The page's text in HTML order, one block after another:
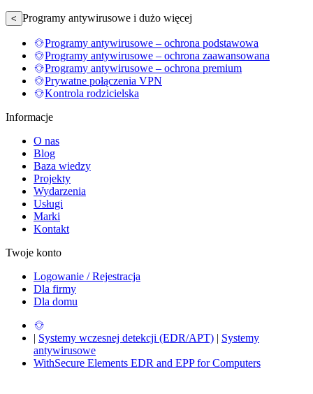
< Programy antywirusowe i dużo więcej
Programy antywirusowe – ochrona podstawowa
Programy antywirusowe – ochrona zaawansowana
Programy antywirusowe – ochrona premium
Prywatne połączenia VPN
Kontrola rodzicielska
Informacje
O nas
Blog
Baza wiedzy
Projekty
Wydarzenia
Usługi
Marki
Kontakt
Twoje konto
Logowanie / Rejestracja
Dla firmy
Dla domu
| Systemy wczesnej detekcji (EDR/APT) | Systemy
antywirusowe
WithSecure Elements EDR and EPP for Computers